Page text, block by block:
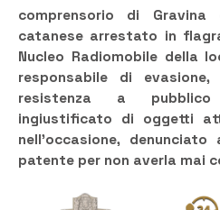
comprensorio di
catanese arrestato in
Nucleo Radiomobile della
responsabile di
resistenza a pubblico
ingiustificato di oggetti
nell’occasione,
patente per non averla mai